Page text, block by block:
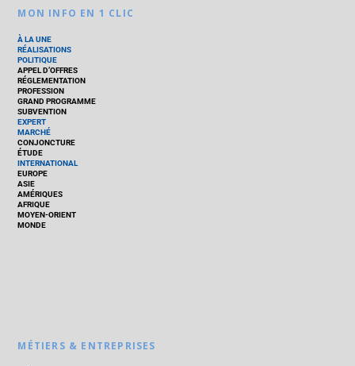
MON INFO EN 1 CLIC
À LA UNE
RÉALISATIONS
POLITIQUE
APPEL D’OFFRES
RÉGLEMENTATION
PROFESSION
GRAND PROGRAMME
SUBVENTION
EXPERT
MARCHÉ
CONJONCTURE
ÉTUDE
INTERNATIONAL
EUROPE
ASIE
AMÉRIQUES
AFRIQUE
MOYEN-ORIENT
MONDE
MÉTIERS & ENTREPRISES